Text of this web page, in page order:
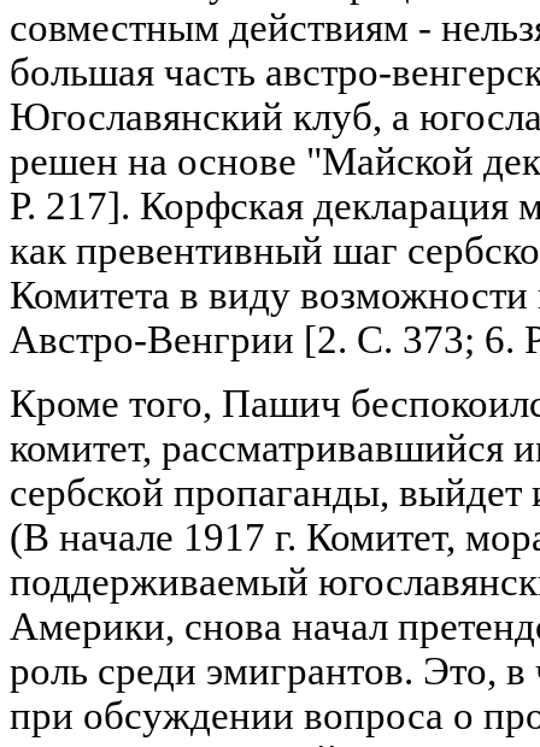
совместным действиям -
большая часть австро-
Югославянский клуб, а
решен на основе "Майской
Р. 217]. Корфская декларация
как превентивный шаг
Комитета в виду
Австро-Венгрии [2. С. 373; 6.
Кроме того, Пашич
комитет, рассматривавшийся
сербской пропаганды, выйдет
(В начале 1917 г. Комитет,
поддерживаемый
Америки, снова начал
роль среди эмигрантов. Это, в
при обсуждении вопроса о